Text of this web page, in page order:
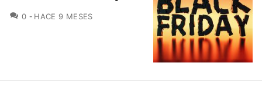
0 COMENTARIOS
HACE 9 MESES